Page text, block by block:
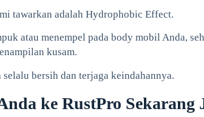
tawarkan adalah Hydrophobic Effect.
atau menempel pada body mobil Anda,
kusam.
bersih dan terjaga keindahannya.
ke RustPro Sekarang